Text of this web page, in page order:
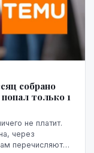
собрано
только 1
не платит.
через
перечисляют